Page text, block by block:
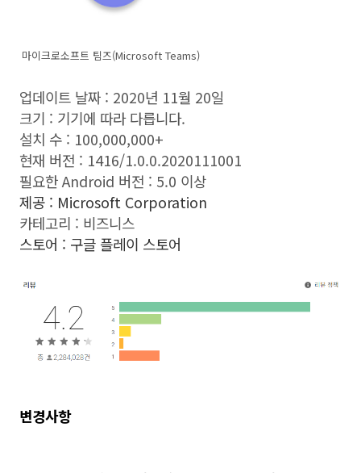
마이크로소프트 팀즈(Microsoft Teams)
업데이트 날짜 : 2020년 11월 20일
크기 : 기기에 따라 다릅니다.
설치 수 : 100,000,000+
현재 버전 : 1416/1.0.0.2020111001
필요한 Android 버전 : 5.0 이상
제공 : Microsoft Corporation
카테고리 : 비즈니스
스토어 : 구글 플레이 스토어
변경사항